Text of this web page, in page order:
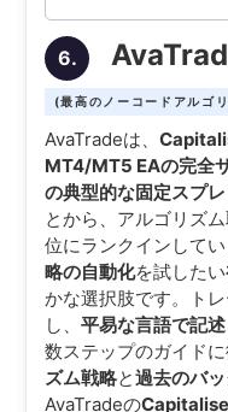
6.
(最高のノーコードアルゴ
AvaTradeは、
MT4/MT5 EAの完全
の典型的な固定スプ
とから、アルゴリズ
位にランクインしてい
略の自動化を試したい
かな選択肢です。ト
し、 平易な言語で記
数ステップのガイド
ズム戦略と過去のバ
AvaTradeの